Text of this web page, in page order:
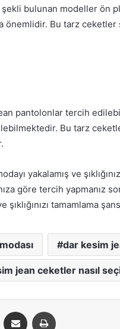
bulunan modeller ön
Bu tarz ceketler
pantolonlar tercih
Bu tarz
yakalamış ve
göre tercih yapmanız
tamamlama
dar kesim
jean ceketler nasıl
Pinterest E-Posta ile paylaş